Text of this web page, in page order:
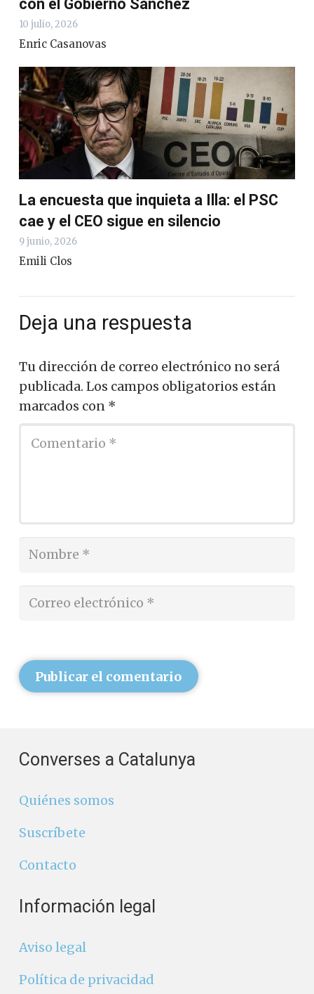
con el Gobierno Sánchez
10 julio, 2026
Enric Casanovas
La encuesta que inquieta a Illa: el PSC
cae y el CEO sigue en silencio
9 junio, 2026
Emili Clos
Deja una respuesta
Tu dirección de correo electrónico no será
publicada. Los campos obligatorios están
marcados con *
Publicar el comentario
Converses a Catalunya
Quiénes somos
Suscríbete
Contacto
Información legal
Aviso legal
Política de privacidad